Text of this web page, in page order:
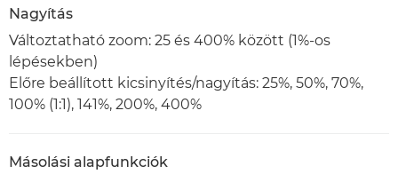
Nagyítás
Változtatható zoom: 25 és 400% között (1%-os
lépésekben)
Előre beállított kicsinyítés/nagyítás: 25%, 50%, 70%,
100% (1:1), 141%, 200%, 400%
Másolási alapfunkciók